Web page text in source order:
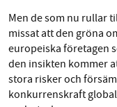
Men de som nu rullar
missat att den gröna
europeiska företagen
den insikten kommer
stora risker och
konkurrenskraft